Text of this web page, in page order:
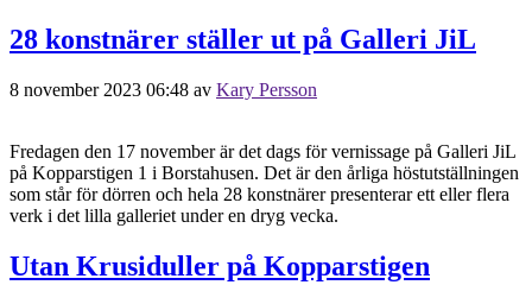
28 konstnärer ställer ut på Galleri JiL
8 november 2023 06:48 av Kary Persson
Fredagen den 17 november är det dags för vernissage på Galleri JiL
på Kopparstigen 1 i Borstahusen. Det är den årliga höstutställningen
som står för dörren och hela 28 konstnärer presenterar ett eller flera
verk i det lilla galleriet under en dryg vecka.
Utan Krusiduller på Kopparstigen